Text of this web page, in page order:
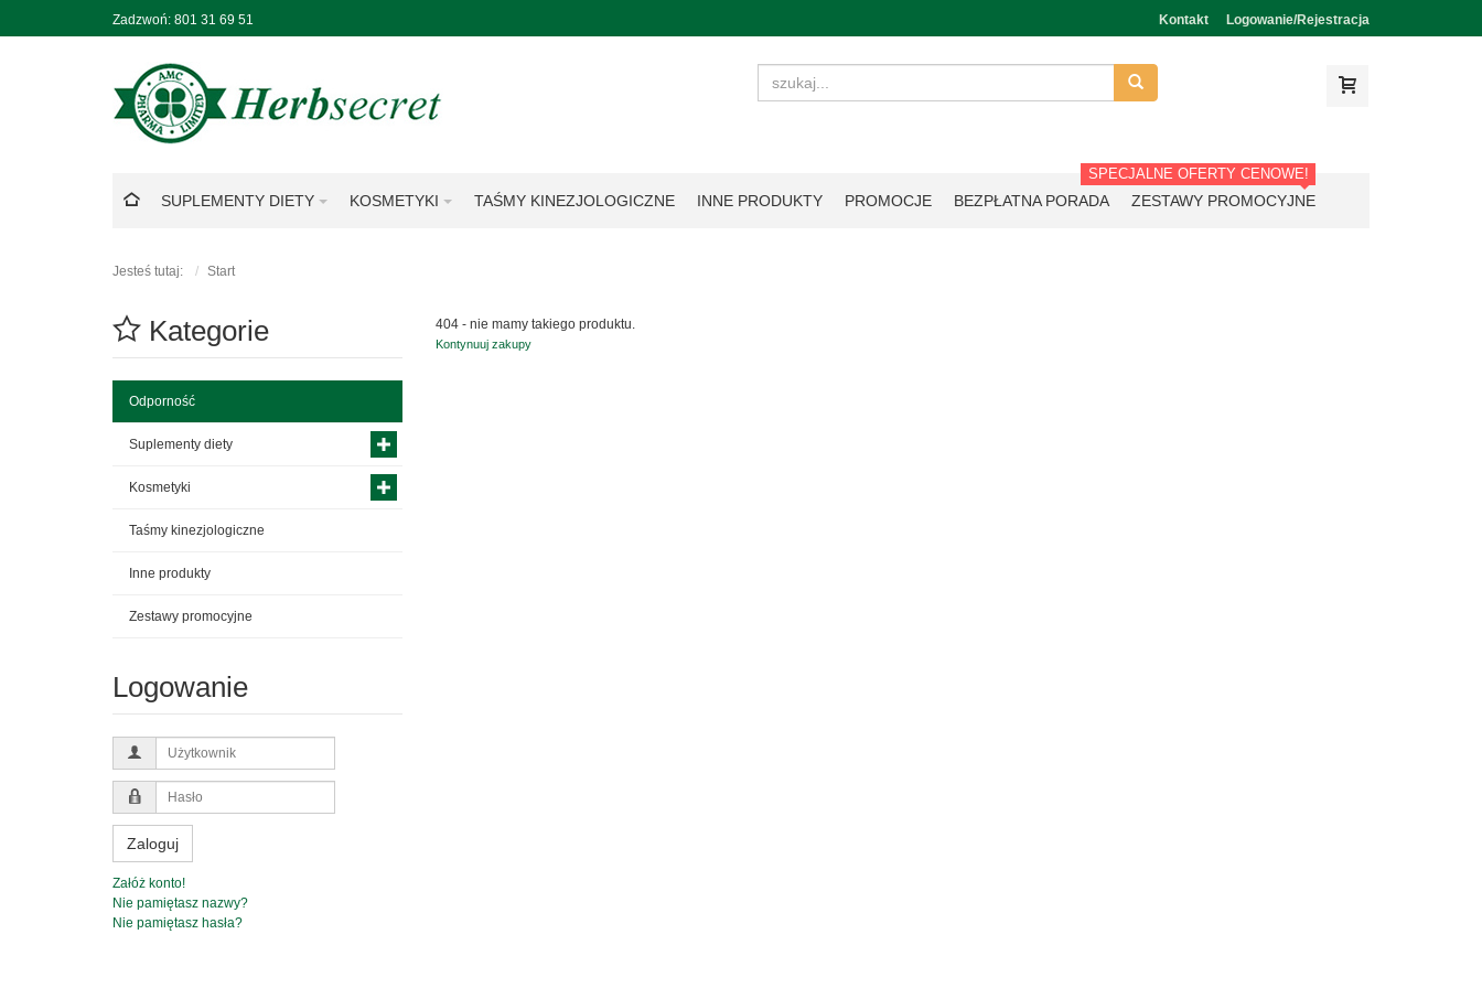
Zadzwoń: 801 31 69 51 Kontakt Logowanie/Rejestracja
SUPLEMENTY DIETY KOSMETYKI TAŚMY KINEZJOLOGICZNE INNE PRODUKTY PROMOCJE BEZPŁATNA PORADA ZESTAWY PROMOCYJNE
SPECJALNE OFERTY CENOWE!
Jesteś tutaj: Start
404 - nie mamy takiego produktu.
Kontynuuj zakupy
Kategorie
Odporność
Suplementy diety
Kosmetyki
Taśmy kinezjologiczne
Inne produkty
Zestawy promocyjne
Logowanie
Użytkownik
Hasło
Zaloguj
Załóż konto!
Nie pamiętasz nazwy?
Nie pamiętasz hasła?